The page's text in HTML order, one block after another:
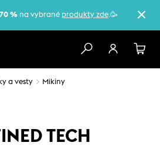
% na vybrané produkty zde.🥳
a vesty Mikiny
TECH